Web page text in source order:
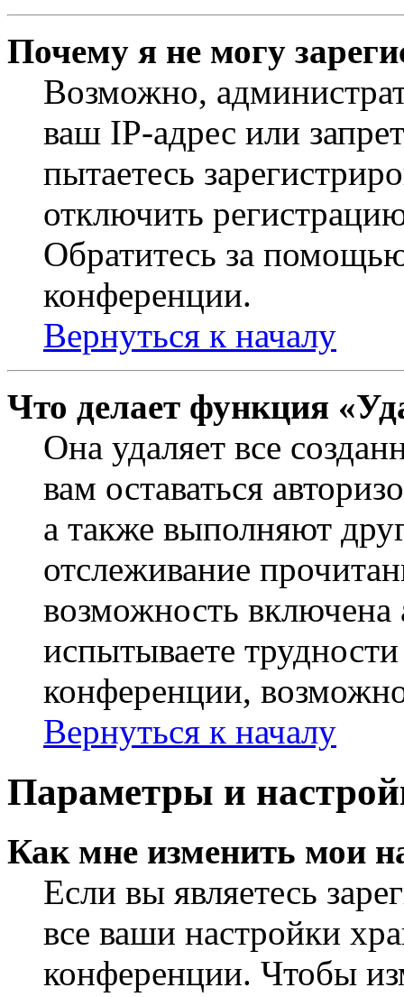
Почему я не могу
Возможно,
ваш IP-адрес или
пытаетесь
отключить
Обратитесь за
конференции.
Вернуться к началу
Что делает функция
Она удаляет все
вам оставаться
а также выполняют
отслеживание
возможность
испытываете
конференции,
Вернуться к началу
Параметры и
Как мне изменить мои
Если вы являетесь
все ваши настройки
конференции. Чтобы